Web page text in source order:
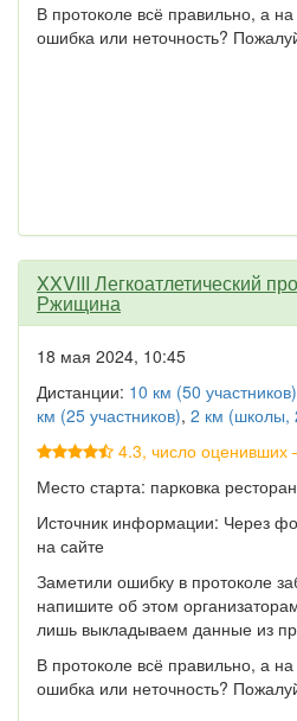
В протоколе всё правильно, а
ошибка или неточность?
XXVIII Легкоатлетический
Ржищина
18 мая 2024, 10:45
Дистанции: 10 км (50 участников)
км (25 участников), 2 км (школы,
4.3, число оценивших
Место старта: парковка
Источник информации: Через
на сайте
Заметили ошибку в протоколе
напишите об этом
лишь выкладываем данные из
В протоколе всё правильно, а
ошибка или неточность?